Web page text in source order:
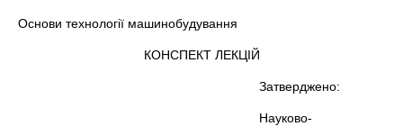
Основи технології машинобудування
КОНСПЕКТ ЛЕКЦІЙ
Затверджено:
Науково-